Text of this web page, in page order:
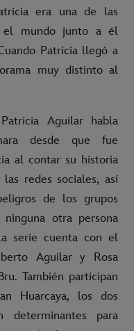
era una de las
el mundo junto a él
Patricia llegó a
muy distinto al
Aguilar habla
desde que fue
al contar su historia
redes sociales, así
de los grupos
otra persona
serie cuenta con el
Aguilar y Rosa
También participan
Huarcaya, los dos
para